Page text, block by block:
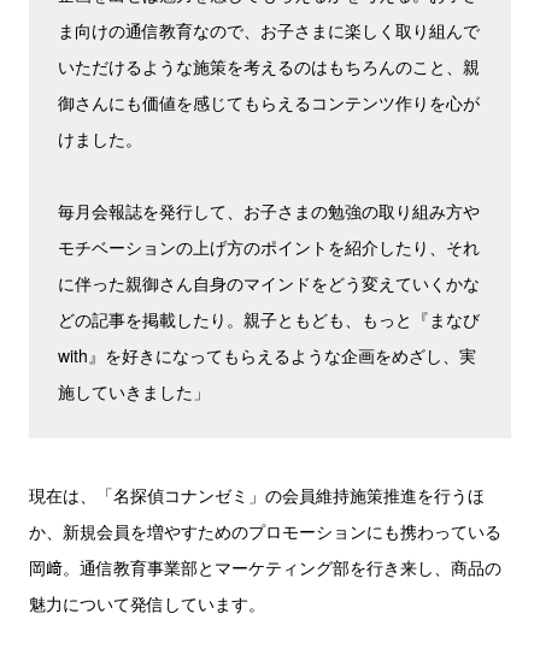
ま向けの通信教育なので、お子さまに楽しく取り組んで
いただけるような施策を考えるのはもちろんのこと、親
御さんにも価値を感じてもらえるコンテンツ作りを心が
けました。
毎月会報誌を発行して、お子さまの勉強の取り組み方や
モチベーションの上げ方のポイントを紹介したり、それ
に伴った親御さん自身のマインドをどう変えていくかな
どの記事を掲載したり。親子ともども、もっと『まなび
with』を好きになってもらえるような企画をめざし、実
施していきました」
現在は、「名探偵コナンゼミ」の会員維持施策推進を行うほ
か、新規会員を増やすためのプロモーションにも携わっている
岡﨑。通信教育事業部とマーケティング部を行き来し、商品の
魅力について発信しています。